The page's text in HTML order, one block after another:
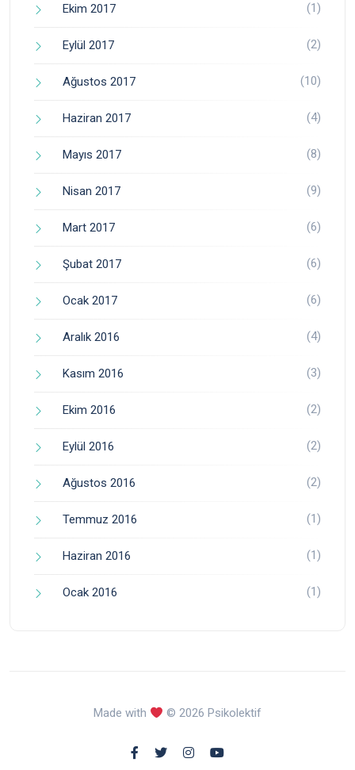
Ekim 2017 (1)
Eylül 2017 (2)
Ağustos 2017 (10)
Haziran 2017 (4)
Mayıs 2017 (8)
Nisan 2017 (9)
Mart 2017 (6)
Şubat 2017 (6)
Ocak 2017 (6)
Aralık 2016 (4)
Kasım 2016 (3)
Ekim 2016 (2)
Eylül 2016 (2)
Ağustos 2016 (2)
Temmuz 2016 (1)
Haziran 2016 (1)
Ocak 2016 (1)
Made with © 2026 Psikolektif